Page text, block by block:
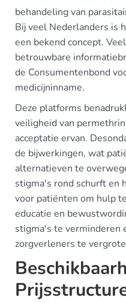
behandeling van
Bij veel Nederlanders is
een bekend concept.
betrouwbare
de Consumentenbond
medicijninname.
Deze platforms
veiligheid van
acceptatie ervan.
de bijwerkingen, wat
alternatieven te
stigma's rond schurft en
voor patiënten om hulp
educatie en
stigma's te verminderen
zorgverleners te